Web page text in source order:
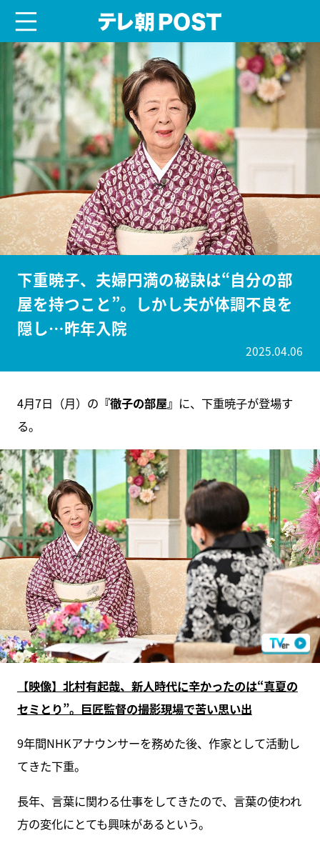
下重暁子、夫婦円満の秘訣は“自分の部
屋を持つこと”。しかし夫が体調不良を
隠し…昨年入院
2025.04.06
4月7日（月）の 『徹子の部屋』 に、下重暁子が登場す
る。
【映像】北村有起哉、新人時代に辛かったのは“真夏の
セミとり”。巨匠監督の撮影現場で苦い思い出
9年間NHKアナウンサーを務めた後、作家として活動し
てきた下重。
長年、言葉に関わる仕事をしてきたので、言葉の使われ
方の変化にとても興味があるという。